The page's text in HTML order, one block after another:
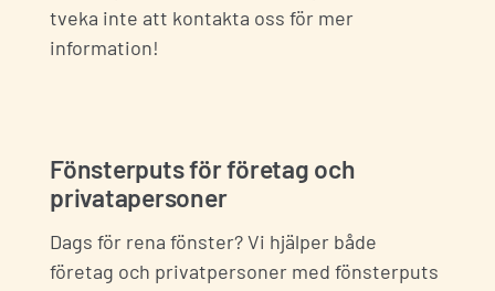
tveka inte att kontakta oss för mer
information!
Fönsterputs för företag och
privatapersoner
Dags för rena fönster? Vi hjälper både
företag och privatpersoner med fönsterputs